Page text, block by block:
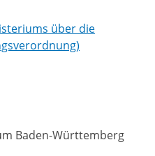
über die
Baden-Württemberg